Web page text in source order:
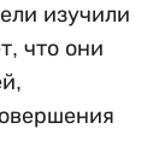
изучили
что они